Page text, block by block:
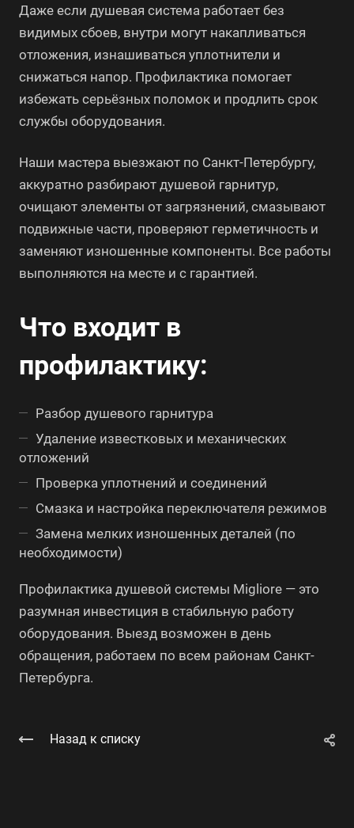
Даже если душевая система работает без
видимых сбоев, внутри могут накапливаться
отложения, изнашиваться уплотнители и
снижаться напор. Профилактика помогает
избежать серьёзных поломок и продлить срок
службы оборудования.
Наши мастера выезжают по Санкт-Петербургу,
аккуратно разбирают душевой гарнитур,
очищают элементы от загрязнений, смазывают
подвижные части, проверяют герметичность и
заменяют изношенные компоненты. Все работы
выполняются на месте и с гарантией.
Что входит в
профилактику:
Разбор душевого гарнитура
Удаление известковых и механических
отложений
Проверка уплотнений и соединений
Смазка и настройка переключателя режимов
Замена мелких изношенных деталей (по
необходимости)
Профилактика душевой системы Migliore — это
разумная инвестиция в стабильную работу
оборудования. Выезд возможен в день
обращения, работаем по всем районам Санкт-
Петербурга.
Назад к списку